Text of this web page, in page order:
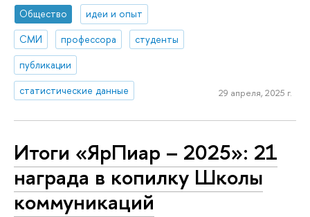
Общество
идеи и опыт
СМИ
профессора
студенты
публикации
статистические данные
29 апреля, 2025 г.
Итоги «ЯрПиар – 2025»: 21
награда в копилку Школы
коммуникаций